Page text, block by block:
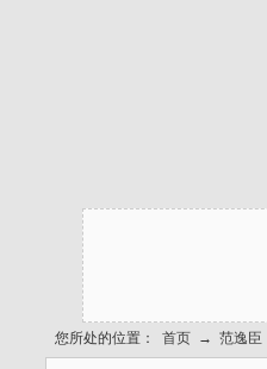
您所处的位置： 首页 → 范逸臣